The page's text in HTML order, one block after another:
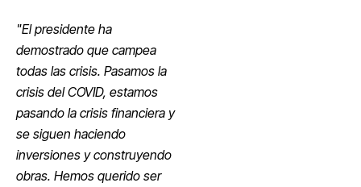
"El presidente ha
demostrado que campea
todas las crisis. Pasamos la
crisis del COVID, estamos
pasando la crisis financiera y
se siguen haciendo
inversiones y construyendo
obras. Hemos querido ser